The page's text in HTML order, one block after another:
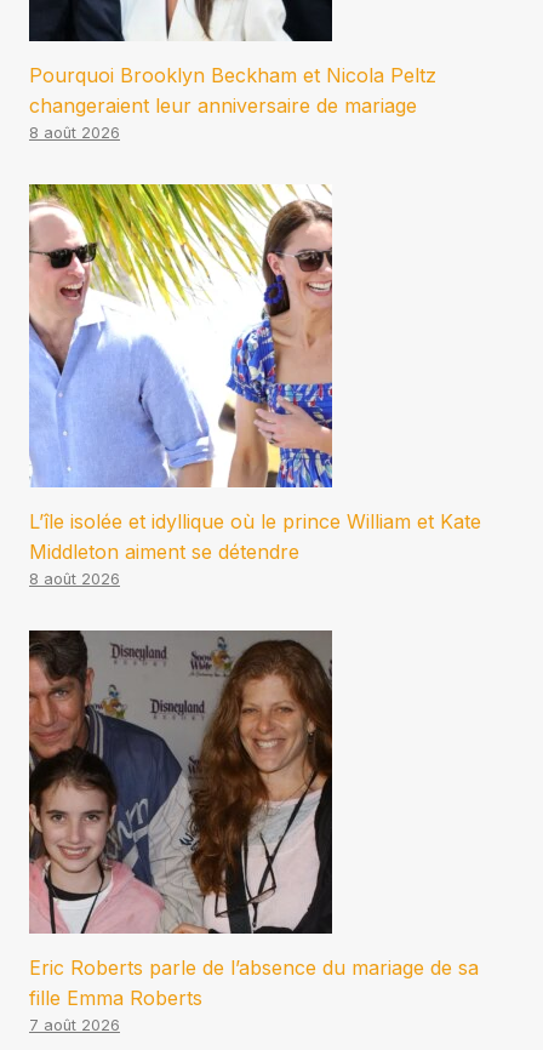
Pourquoi Brooklyn Beckham et Nicola Peltz
changeraient leur anniversaire de mariage
8 août 2026
L’île isolée et idyllique où le prince William et Kate
Middleton aiment se détendre
8 août 2026
Eric Roberts parle de l’absence du mariage de sa
fille Emma Roberts
7 août 2026